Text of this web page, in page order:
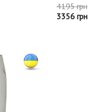
4195 грн
3356 грн